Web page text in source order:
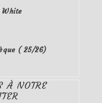
White
( 25/26)
À NOTRE